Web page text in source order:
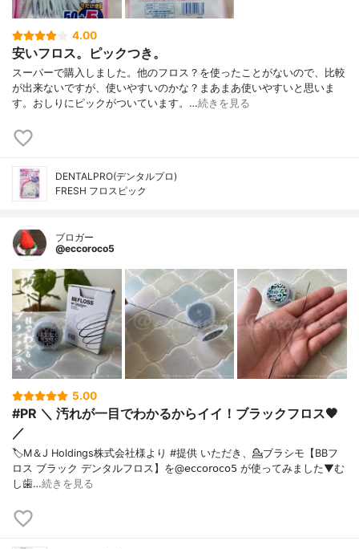
4.00
安いフロス。ピックつき。
スーパーで購入しました。他のフロス？を使ったことがないので、比較
が出来ないですが、使いやすいのかな？まあまあ使いやすいと思いま
す。おしりにピックがついています。…続きを見る
DENTALPRO(デンタルプロ)
FRESH フロスピック
ブロガー
@eccoroco5
5.00
#PR ＼ 汚れが一目でわかるからイイ！ブラックフロス🖤
／
🏷️M＆J Holdings株式会社様より #提供 いただき、💁ブラシモ【BBフ
ロス ブラック デンタルフロス】を@𝖾𝖼𝖼𝗈𝗋𝗈𝖼𝗈𝟧 が使ってみました▼む
し歯…続きを見る